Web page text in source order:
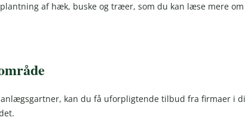
af hæk, buske og træer, som du kan læse mere
kan du få uforpligtende tilbud fra firmaer i